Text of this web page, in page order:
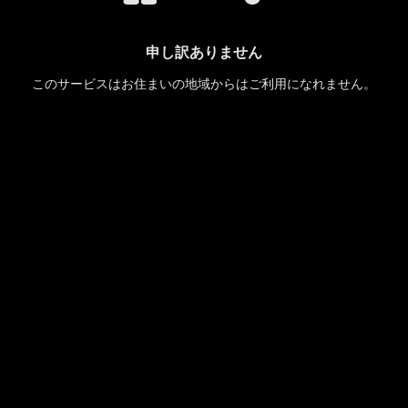
申し訳ありません
このサービスはお住まいの地域からはご利用になれません。